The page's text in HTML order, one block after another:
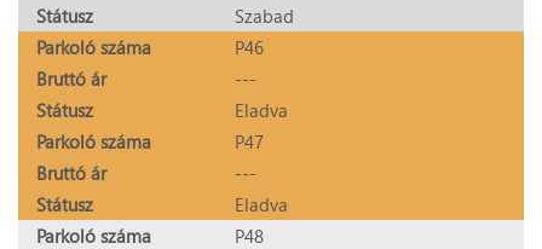
Státusz
Szabad
Parkoló száma
P46
Bruttó ár
---
Státusz
Eladva
Parkoló száma
P47
Bruttó ár
---
Státusz
Eladva
Parkoló száma
P48